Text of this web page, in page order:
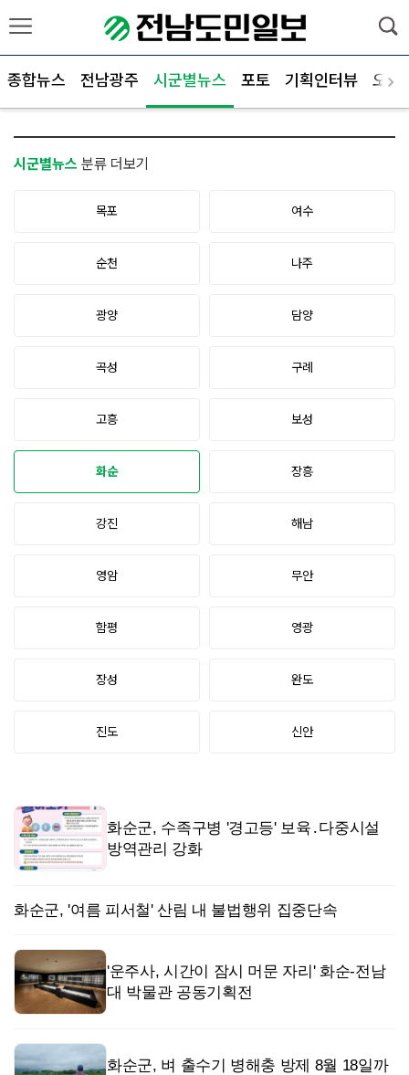
종합뉴스 전남광주 시군별뉴스 포토 기획인터뷰 오피
시군별뉴스 분류 더보기
목포 여수
순천 나주
광양 담양
곡성 구례
고흥 보성
화순 장흥
강진 해남
영암 무안
함평 영광
장성 완도
진도 신안
화순군, 수족구병 '경고등' 보육․다중시설
방역관리 강화
화순군, '여름 피서철' 산림 내 불법행위 집중단속
'운주사, 시간이 잠시 머문 자리' 화순-전남
대 박물관 공동기획전
화순군, 벼 출수기 병해충 방제 8월 18일까